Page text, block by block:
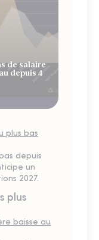
de salaire
depuis 4
plus bas
depuis
un
2027.
plus
baisse au